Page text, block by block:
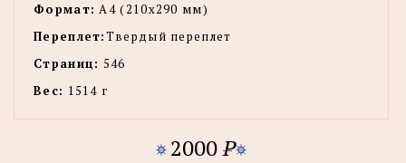
Формат: А4 (210x290 мм)
Переплет:Твердый переплет
Страниц: 546
Вес: 1514 г
2000P